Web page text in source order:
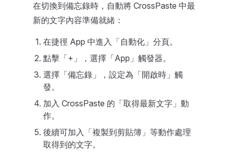
在切換到備忘錄時，自動將 CrossPaste 中最
新的文字內容準備就緒：
在捷徑 App 中進入「自動化」分頁。
點擊「+」，選擇「App」觸發器。
選擇「備忘錄」，設定為「開啟時」觸
發。
加入 CrossPaste 的「取得最新文字」動
作。
後續可加入「複製到剪貼簿」等動作處理
取得到的文字。